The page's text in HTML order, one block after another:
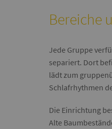
Bereiche
Jede Gruppe
separiert. Dort
lädt zum
Schlafrhythmen
Die Einrichtung
Alte